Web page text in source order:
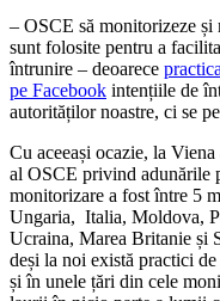
– OSCE să monitorizeze
sunt folosite pentru a
întrunire – deoarece
pe Facebook intențiile de
autorităților noastre, ci se
Cu aceeași ocazie, la
al OSCE privind adunările
monitorizare a fost între 5
Ungaria, Italia, Moldova,
Ucraina, Marea Britanie și
deși la noi există practici
și în unele țări din cele